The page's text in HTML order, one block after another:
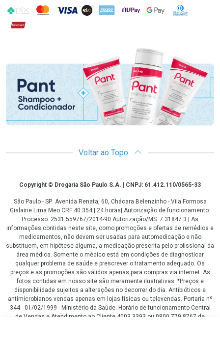
PIX MasterCard
VISA ELO AMEX NuPay Google PayDiners Club
Hipercard
Promoção em Destaque
Voltar ao Topo
CopyrightCopyright © Drogaria São Paulo S.A. | CNPJ: 61.412.110/0565-33
São Paulo - SP: Avenida Renata, 60, Chácara Belenzinho - Vila Formosa
Gislaine Lima Meo CRF 40.354 | 24 horas| Autorização de funcionamento:
Processo: 2531.559767/2014-90 Autorização/MS: 7.31847.3 | As
informações contidas neste site, como promoções e ofertas de remédios e
medicamentos, não devem ser usadas para automedicação e não
substituem, em hipótese alguma, a medicação prescrita pelo profissional da
área médica. Somente o médico está em condições de diagnosticar
qualquer problema de saúde e prescrever o tratamento adequado. Os
preços e as promoções são válidos apenas para compras via internet. As
fotos contidas em nosso site são meramente ilustrativas. *Preços e
disponibilidade sujeitos a alterações no decorrer do dia. Antibióticos e
antimicrobianos vendas apenas em lojas físicas ou televendas. Portaria nº
344 - 01/02/1999 - Ministério da Saúde. Horário de funcionamento Central
de Vendas e Atendimento ao Cliente 4003 3393 ou 0800 779 8767 de